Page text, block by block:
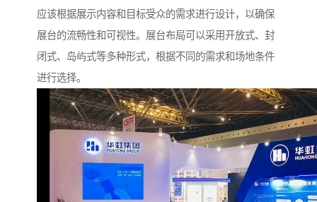
应该根据展示内容和目标受众的需求进行设计，以确保
展台的流畅性和可视性。展台布局可以采用开放式、封
闭式、岛屿式等多种形式，根据不同的需求和场地条件
进行选择。